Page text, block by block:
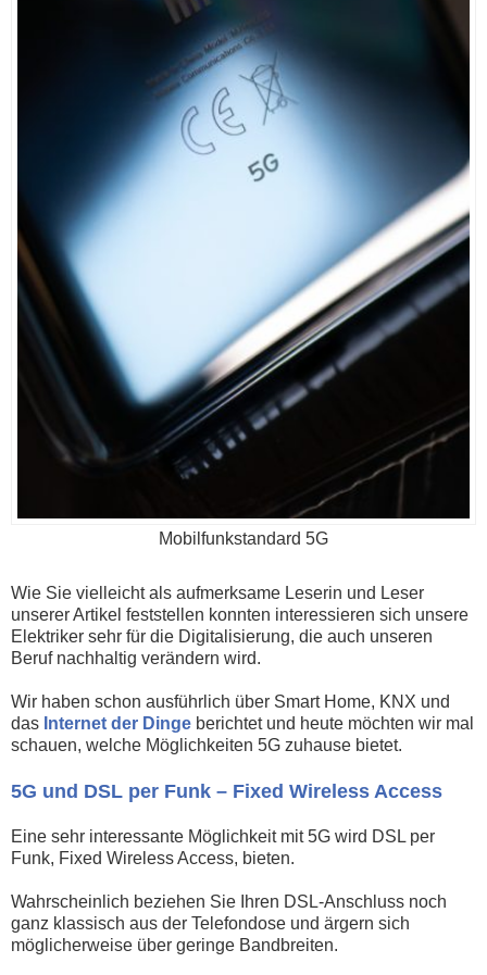
Mobilfunkstandard 5G
Wie Sie vielleicht als aufmerksame Leserin und Leser
unserer Artikel feststellen konnten interessieren sich unsere
Elektriker sehr für die Digitalisierung, die auch unseren
Beruf nachhaltig verändern wird.
Wir haben schon ausführlich über Smart Home, KNX und
das Internet der Dinge berichtet und heute möchten wir mal
schauen, welche Möglichkeiten 5G zuhause bietet.
5G und DSL per Funk – Fixed Wireless Access
Eine sehr interessante Möglichkeit mit 5G wird DSL per
Funk, Fixed Wireless Access, bieten.
Wahrscheinlich beziehen Sie Ihren DSL-Anschluss noch
ganz klassisch aus der Telefondose und ärgern sich
möglicherweise über geringe Bandbreiten.